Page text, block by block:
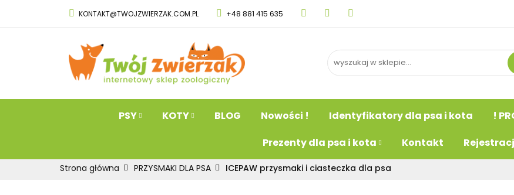
KONTAKT@TWOJZWIERZAK.COM.PL +48 881 415 635
PSY KOTY BLOG Nowości ! Identyfikatory dla psa i kota !
Prezenty dla psa i kota
Kontakt
PSY KOTY BLOG Nowości !
Przysmaki dla psa Prezenty dla psa i kota
Strona główna PRZYSMAKI DLA PSA ICEPAW przysmaki i ciasteczka dla psa